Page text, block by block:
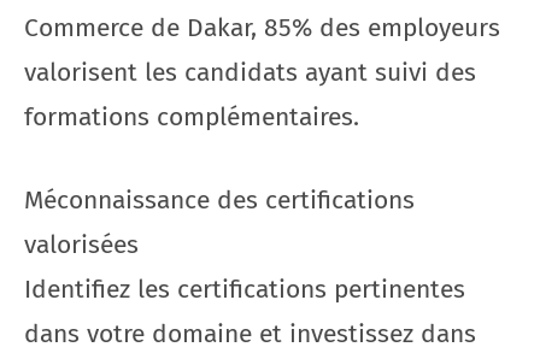
Commerce de Dakar, 85% des employeurs
valorisent les candidats ayant suivi des
formations complémentaires.
Méconnaissance des certifications
valorisées
Identifiez les certifications pertinentes
dans votre domaine et investissez dans